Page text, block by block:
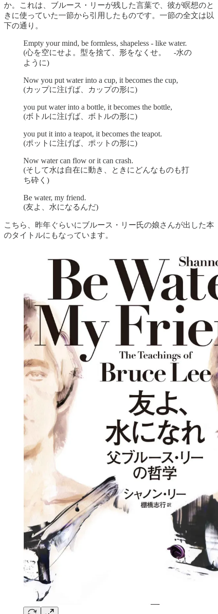
か。これは、ブルース・リーが残した言葉で、彼が瞑想のと
きに使っていた一節から引用したものです。一節の全文は以
下の通り。
Empty your mind, be formless, shapeless - like water.
(心を空にせよ。型を捨て、形をなくせ。 -水の
ように)
Now you put water into a cup, it becomes the cup,
(カップに注げば、カップの形に)
you put water into a bottle, it becomes the bottle,
(ボトルに注げば、ボトルの形に)
you put it into a teapot, it becomes the teapot.
(ポットに注げば、ポットの形に)
Now water can flow or it can crash.
(そして水は自在に動き、ときにどんなものも打
ち砕く)
Be water, my friend.
(友よ、水になるんだ)
こちら、昨年ぐらいにブルース・リー氏の娘さんが出した本
のタイトルにもなっています。